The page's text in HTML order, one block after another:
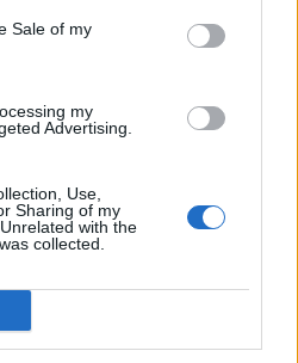
Sale of my
my
Advertising.
Use,
Sharing of my
with the
collected.
Το «λεβεντόπαιδο» που έγραψε
του ιστορία στο ελληνικό
(video)
Τριντό αχώριστοι στις
09:57
Πέρι και Τζάστιν Τριντό
Πέρι και Τζάστιν Τριντό
Ελλάδα